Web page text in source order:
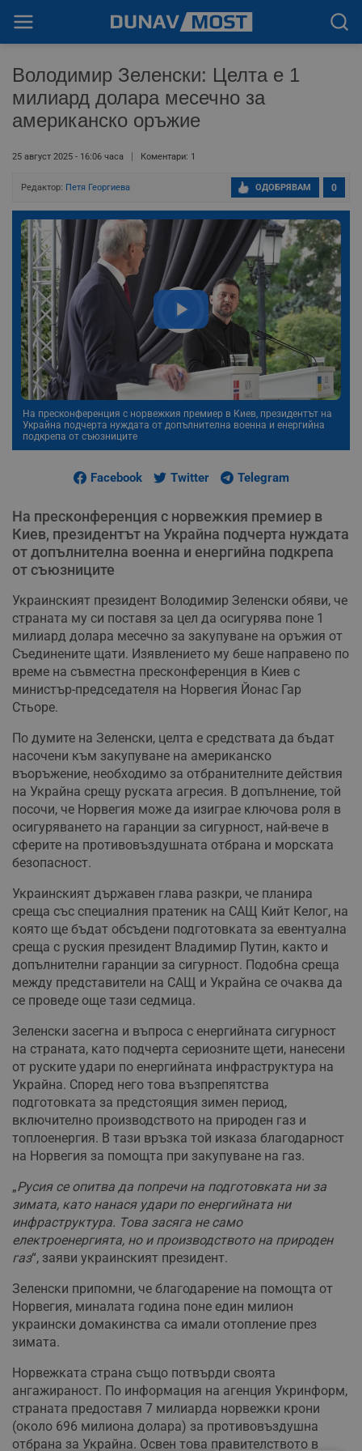
Володимир Зеленски: Целта е 1
милиард долара месечно за
американско оръжие
25 август 2025 - 16:06 часа Коментари: 1
Редактор: Петя Георгиева 0
ОДОБРЯВАМ
На пресконференция с норвежкия премиер в Киев, президентът на
Украйна подчерта нуждата от допълнителна военна и енергийна
подкрепа от съюзниците
Facebook Twitter Telegram
На пресконференция с норвежкия премиер в
Киев, президентът на Украйна подчерта нуждата
от допълнителна военна и енергийна подкрепа
от съюзниците
Украинският президент Володимир Зеленски обяви, че
страната му си поставя за цел да осигурява поне 1
милиард долара месечно за закупуване на оръжия от
Съединените щати. Изявлението му беше направено по
време на съвместна пресконференция в Киев с
министър-председателя на Норвегия Йонас Гар
Стьоре.
По думите на Зеленски, целта е средствата да бъдат
насочени към закупуване на американско
въоръжение, необходимо за отбранителните действия
на Украйна срещу руската агресия. В допълнение, той
посочи, че Норвегия може да изиграе ключова роля в
осигуряването на гаранции за сигурност, най-вече в
сферите на противовъздушната отбрана и морската
безопасност.
Украинският държавен глава разкри, че планира
среща със специалния пратеник на САЩ Кийт Келог, на
която ще бъдат обсъдени подготовката за евентуална
среща с руския президент Владимир Путин, както и
допълнителни гаранции за сигурност. Подобна среща
между представители на САЩ и Украйна се очаква да
се проведе още тази седмица.
Зеленски засегна и въпроса с енергийната сигурност
на страната, като подчерта сериозните щети, нанесени
от руските удари по енергийната инфраструктура на
Украйна. Според него това възпрепятства
подготовката за предстоящия зимен период,
включително производството на природен газ и
топлоенергия. В тази връзка той изказа благодарност
на Норвегия за помощта при закупуване на газ.
„Русия се опитва да попречи на подготовката ни за
зимата, като нанася удари по енергийната ни
инфраструктура. Това засяга не само
електроенергията, но и производството на природен
газ“, заяви украинският президент.
Зеленски припомни, че благодарение на помощта от
Норвегия, миналата година поне един милион
украински домакинства са имали отопление през
зимата.
Норвежката страна също потвърди своята
ангажираност. По информация на агенция Укринформ,
страната предоставя 7 милиарда норвежки крони
(около 696 милиона долара) за противовъздушна
отбрана за Украйна. Освен това правителството в